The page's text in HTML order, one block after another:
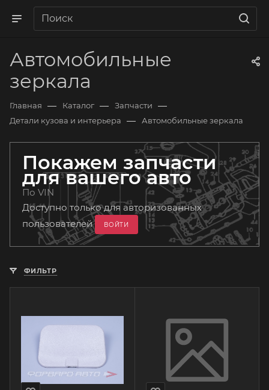
Автомобильные
зеркала
Главная — Каталог — Запчасти —
Детали кузова и интерьера — Автомобильные зеркала
Покажем запчасти
для вашего авто
По VIN
Доступно только для авторизованных
пользователей
ВОЙТИ
ФИЛЬТР